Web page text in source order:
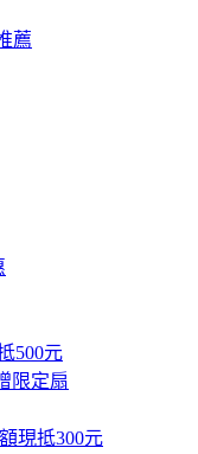
薦
500元
限定扇
現抵300元